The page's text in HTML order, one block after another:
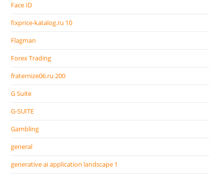
Face ID
fixprice-katalog.ru 10
Flagman
Forex Trading
fraternize06.ru 200
G Suite
G-SUITE
Gambling
general
generative ai application landscape 1